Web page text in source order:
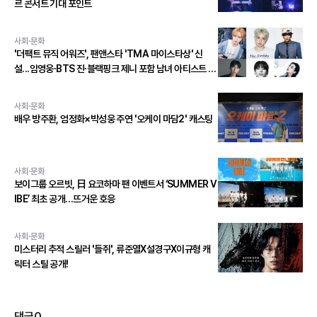
르 콘서트 기대 포인트
사회·문화
'더팩트 뮤직 어워즈', 팬앤스타 'TMA 마이스타상' 신
설...임영웅∙BTS 진∙블랙핑크 제니 포함 남녀 아티스트 상
사회·문화
배우 방주환, 엄정화×박성웅 주연 '오케이 마담2' 캐스팅
사회·문화
보이그룹 오르빗, 日 요코하마 팬 이벤트서 ‘SUMMER V
IBE’ 최초 공개…뜨거운 호응
사회·문화
미스터리 추적 스릴러 '들쥐', 류준열X설경구X이규형 캐
릭터 스틸 공개!